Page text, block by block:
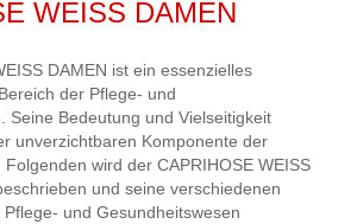
WEISS DAMEN
DAMEN ist ein essenzielles
der Pflege- und
Seine Bedeutung und Vielseitigkeit
unverzichtbaren Komponente der
wird der CAPRIHOSE WEISS
und seine verschiedenen
und Gesundheitswesen